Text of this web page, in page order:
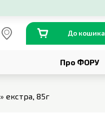
До кошика
Про ФОРУ
екстра, 85г